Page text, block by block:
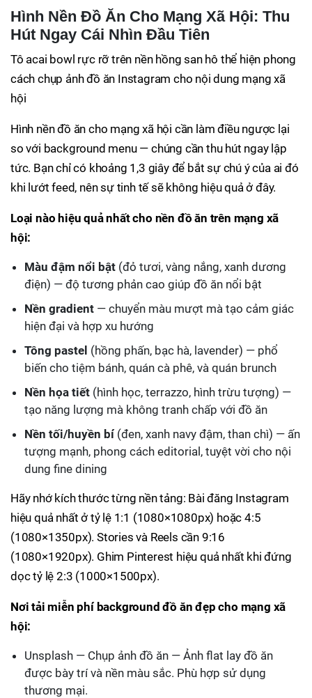
Hình Nền Đồ Ăn Cho Mạng Xã Hội: Thu
Hút Ngay Cái Nhìn Đầu Tiên
Tô acai bowl rực rỡ trên nền hồng san hô thể hiện phong
cách chụp ảnh đồ ăn Instagram cho nội dung mạng xã
hội
Hình nền đồ ăn cho mạng xã hội cần làm điều ngược lại
so với background menu — chúng cần thu hút ngay lập
tức. Bạn chỉ có khoảng 1,3 giây để bắt sự chú ý của ai đó
khi lướt feed, nên sự tinh tế sẽ không hiệu quả ở đây.
Loại nào hiệu quả nhất cho nền đồ ăn trên mạng xã
hội:
Màu đậm nổi bật (đỏ tươi, vàng nắng, xanh dương
điện) — độ tương phản cao giúp đồ ăn nổi bật
Nền gradient — chuyển màu mượt mà tạo cảm giác
hiện đại và hợp xu hướng
Tông pastel (hồng phấn, bạc hà, lavender) — phổ
biến cho tiệm bánh, quán cà phê, và quán brunch
Nền họa tiết (hình học, terrazzo, hình trừu tượng) —
tạo năng lượng mà không tranh chấp với đồ ăn
Nền tối/huyền bí(đen, xanh navy đậm, than chì) — ấn
tượng mạnh, phong cách editorial, tuyệt vời cho nội
dung fine dining
Hãy nhớ kích thước từng nền tảng: Bài đăng Instagram
hiệu quả nhất ở tỷ lệ 1:1 (1080×1080px) hoặc 4:5
(1080×1350px). Stories và Reels cần 9:16
(1080×1920px). Ghim Pinterest hiệu quả nhất khi đứng
dọc tỷ lệ 2:3 (1000×1500px).
Nơi tải miễn phí background đồ ăn đẹp cho mạng xã
hội:
Unsplash — Chụp ảnh đồ ăn — Ảnh flat lay đồ ăn
được bày trí và nền màu sắc. Phù hợp sử dụng
thương mại.